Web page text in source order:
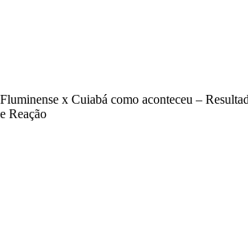
Fluminense x Cuiabá como aconteceu –
e Reação